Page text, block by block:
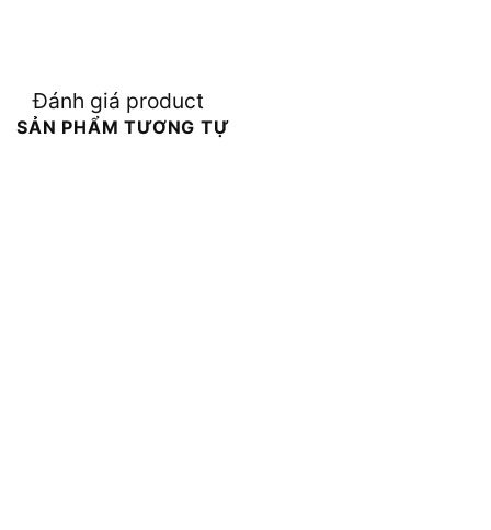
Đánh giá product
SẢN PHẨM TƯƠNG TỰ